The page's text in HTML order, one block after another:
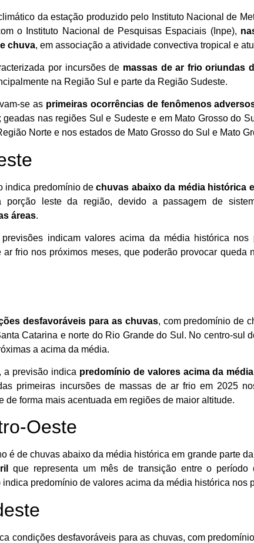
da estação produzido pelo Instituto Nacional de
o Instituto Nacional de Pesquisas Espaciais (Inpe),
chuva, em associação a atividade convectiva tropical e
por incursões de massas de ar frio oriundas
na Região Sul e parte da Região Sudeste.
se as primeiras ocorrências de fenômenos
geadas nas regiões Sul e Sudeste e em Mato Grosso do
Norte e nos estados de Mato Grosso do Sul e Mato
indica predomínio de chuvas abaixo da média histórica
porção leste da região, devido a passagem de
áreas.
indicam valores acima da média histórica
frio nos próximos meses, que poderão provocar queda
desfavoráveis para as chuvas, com predomínio de
Catarina e norte do Rio Grande do Sul. No centro-sul
a acima da média.
a previsão indica predomínio de valores acima da
primeiras incursões de massas de ar frio em 2025
de forma mais acentuada em regiões de maior altitude.
Oeste
é de chuvas abaixo da média histórica em grande parte
que representa um mês de transição entre o
predomínio de valores acima da média histórica nos
condições desfavoráveis para as chuvas, com